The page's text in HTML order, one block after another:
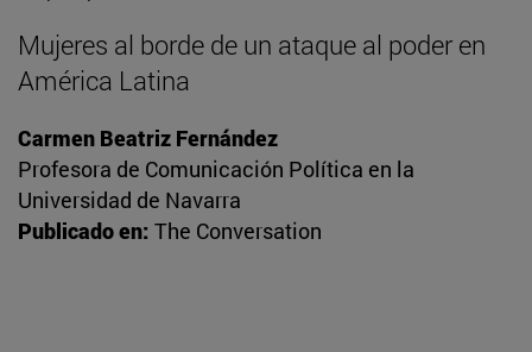
Mujeres al borde de un ataque al poder en
América Latina
Carmen Beatriz Fernández
Profesora de Comunicación Política en la
Universidad de Navarra
Publicado en: The Conversation